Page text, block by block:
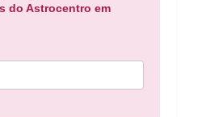
do Astrocentro em